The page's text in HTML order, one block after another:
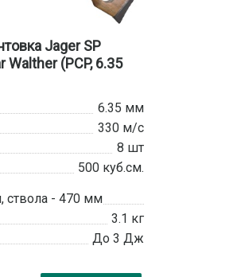
Jager SP
Walther (PCP, 6.35
6.35 мм
330 м/с
8 шт
500 куб.см.
ствола - 470 мм
3.1 кг
До 3 Дж